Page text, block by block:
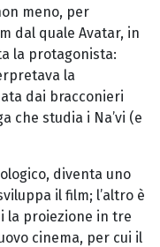
meno, per
dal quale Avatar, in
la protagonista:
la
dai bracconieri
che studia i Na’vi (e
diventa uno
il film; l’altro è
la proiezione in tre
cinema, per cui il